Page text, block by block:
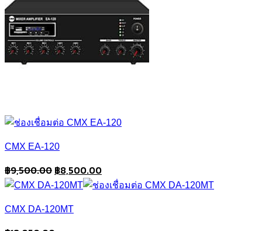
CMX EA-120
฿9,500.00 Original
price
฿9,500.00.
฿8,500.00Current
price
CMX DA-120MT